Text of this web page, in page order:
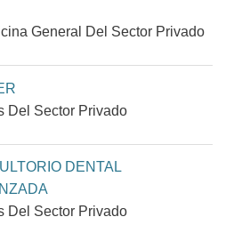
General Del Sector Privado
Del Sector Privado
DENTAL
Del Sector Privado